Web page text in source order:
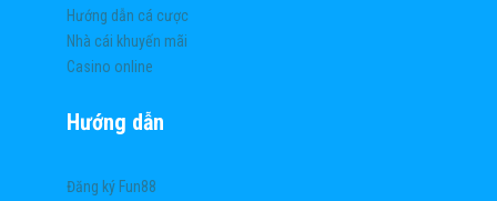
Hướng dẫn cá cược
Nhà cái khuyến mãi
Casino online
Hướng dẫn
Đăng ký Fun88